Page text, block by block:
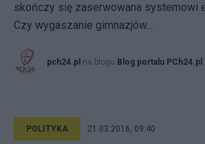
skończy się zaserwowana systemowi
Czy wygaszanie gimnazjów...
pch24.pl na blogu Blog portalu PCh24.pl
POLITYKA 21.03.2016, 09:40